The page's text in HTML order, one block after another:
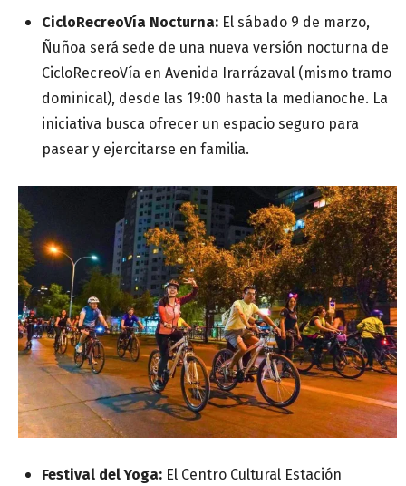
CicloRecreoVía Nocturna: El sábado 9 de marzo,
Ñuñoa será sede de una nueva versión nocturna de
CicloRecreoVía en Avenida Irarrázaval (mismo tramo
dominical), desde las 19:00 hasta la medianoche. La
iniciativa busca ofrecer un espacio seguro para
pasear y ejercitarse en familia.
Festival del Yoga: El Centro Cultural Estación